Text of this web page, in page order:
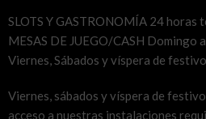
SLOTS Y GASTRONOMÍA 24 horas
MESAS DE JUEGO/CASH Domingo
Viernes, Sábados y víspera de
Viernes, sábados y víspera de
acceso a nuestras instalaciones